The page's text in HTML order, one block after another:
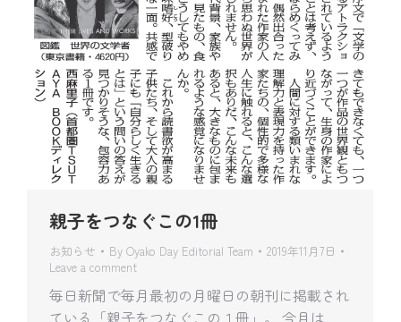
親子をつなぐこの1冊
お知らせ By Oyako Day Editorial Team
2019年11月7日
Leave a comment
毎日新聞で毎月最初の月曜日の朝刊に掲載され
ている「親子をつなぐこの１冊」。 今月は